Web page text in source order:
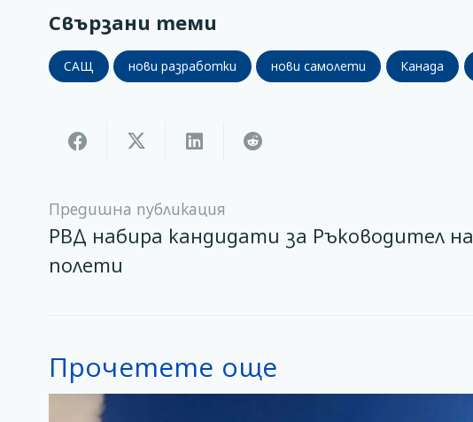
Свързани теми
САЩ нови разработки нови самолети Канада
Предишна публикация
РВД набира кандидати за Ръководител на
полети
Прочетете още